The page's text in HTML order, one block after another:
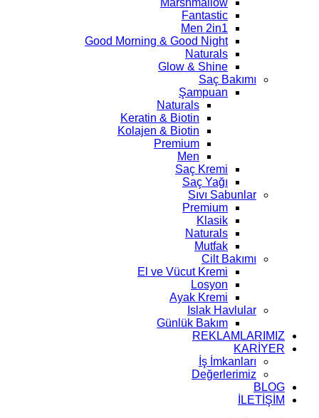
Marshmallow
Fantastic
Men 2in1
Good Morning & Good Night
Naturals
Glow & Shine
Saç Bakımı
Şampuan
Naturals
Keratin & Biotin
Kolajen & Biotin
Premium
Men
Saç Kremi
Saç Yağı
Sıvı Sabunlar
Premium
Klasik
Naturals
Mutfak
Cilt Bakımı
El ve Vücut Kremi
Losyon
Ayak Kremi
Islak Havlular
Günlük Bakım
REKLAMLARIMIZ
KARİYER
İş İmkanları
Değerlerimiz
BLOG
İLETİŞİM